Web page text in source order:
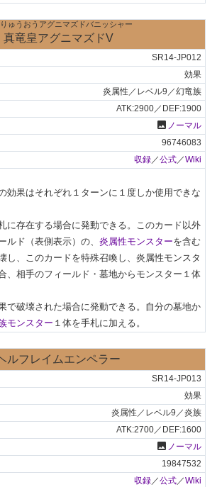
ゅうおうアグニマズドバニッシャー
真竜皇アグニマズドV
SR14-JP012
効果
炎属性／レベル9／幻竜族
ATK:2900／DEF:1900
photo ノーマル
96746083
収録／公式／Wiki
果はそれぞれ１ターンに１度しか使用できな
に存在する場合に発動できる。このカード以外
ルド（表側表示）の、 炎属性モンスターを含む
し、このカードを特殊召喚し、炎属性モンスタ
、相手のフィールド・墓地からモンスター１体
で破壊された場合に発動できる。自分の墓地か
モンスター １体を手札に加える。
ルフレイムエンペラー
SR14-JP013
効果
炎属性／レベル9／炎族
ATK:2700／DEF:1600
photo ノーマル
19847532
収録／公式／Wiki